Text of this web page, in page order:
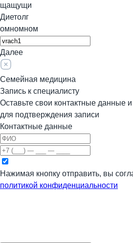
щащущи
Диетолг
омномном
Далее
Семейная медицина
Запись к специалисту
Оставьте свои контактные данные
для подтверждения записи
Контактные данные
Нажимая кнопку отправить, вы
политикой конфиденциальности